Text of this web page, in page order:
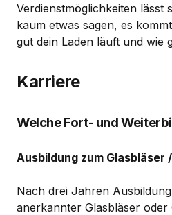
Verdienstmöglichkeiten lässt
kaum etwas sagen, es
gut dein Laden läuft und wie
Karriere
Welche Fort- und
Ausbildung zum Glasbläser
Nach drei Jahren
anerkannter Glasbläser oder